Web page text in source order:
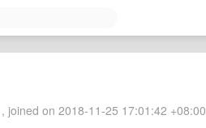
joined on 2018-11-25 17:01:42 +08:00